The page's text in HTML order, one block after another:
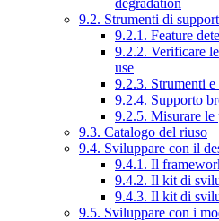
9.2. Strumenti di
9.2.1. Feature
9.2.2. Verificare
use
9.2.3. Strumenti e
9.2.4. Supporto
9.2.5. Misurare le
9.3. Catalogo del riuso
9.4. Sviluppare con il
9.4.1. Il
9.4.2. Il kit di
9.4.3. Il kit di
9.5. Sviluppare con i